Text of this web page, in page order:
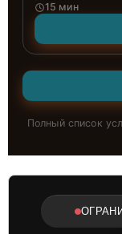
15 мин
Полный список